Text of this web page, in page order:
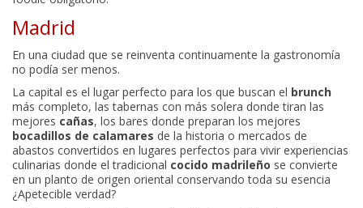
Madrid
En una ciudad que se reinventa continuamente la gastronomía
no podía ser menos.
La capital es el lugar perfecto para los que buscan el brunch
más completo, las tabernas con más solera donde tiran las
mejores cañas, los bares donde preparan los mejores
bocadillos de calamares de la historia o mercados de
abastos convertidos en lugares perfectos para vivir experiencias
culinarias donde el tradicional cocido madrileño se convierte
en un planto de origen oriental conservando toda su esencia
¿Apetecible verdad?